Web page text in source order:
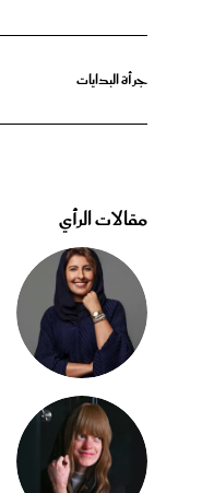
جرأة البدايات
مقالات الرأي